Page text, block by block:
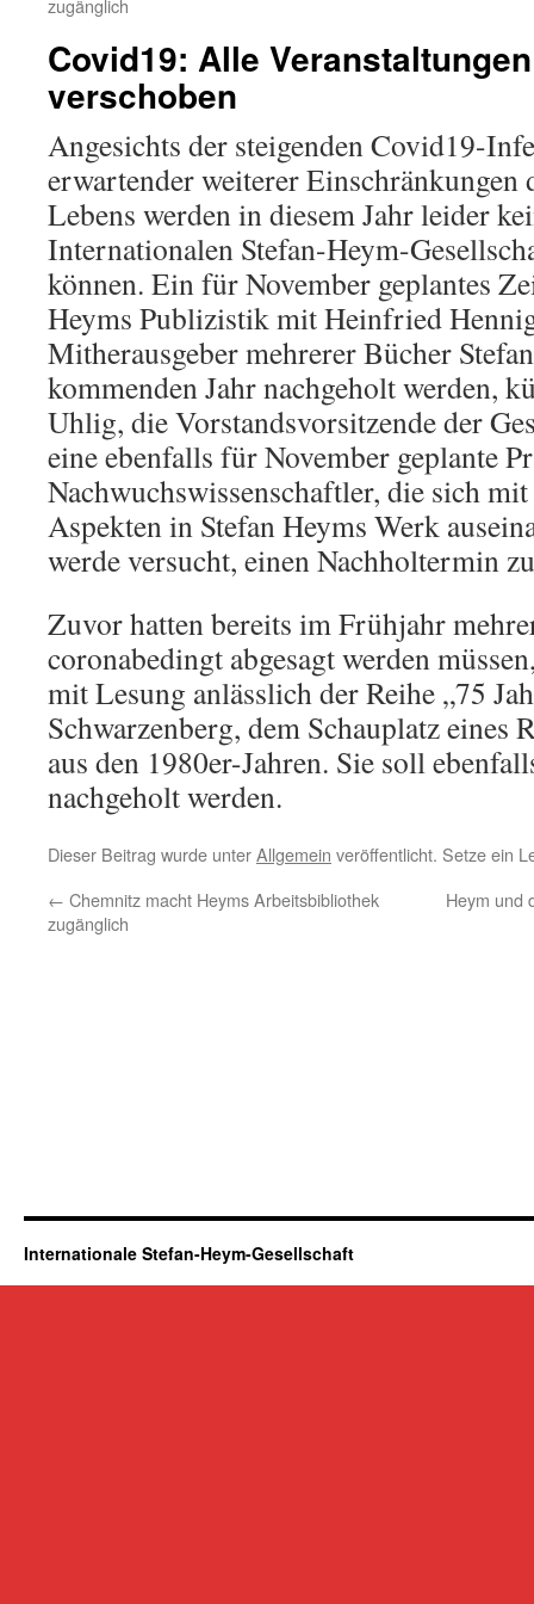
zugänglich
Covid19: Alle
verschoben
Angesichts der steigenden Covid19-
erwartender weiterer Einschränkungen
Lebens werden in diesem Jahr leider
Internationalen Stefan-Heym-
können. Ein für November geplantes
Heyms Publizistik mit Heinfried
Mitherausgeber mehrerer Bücher
kommenden Jahr nachgeholt werden,
Uhlig, die Vorstandsvorsitzende der
eine ebenfalls für November geplante
Nachwuchswissenschaftler, die sich
Aspekten in Stefan Heyms Werk
werde versucht, einen Nachholtermin
Zuvor hatten bereits im Frühjahr
coronabedingt abgesagt werden
mit Lesung anlässlich der Reihe „75
Schwarzenberg, dem Schauplatz eines
aus den 1980er-Jahren. Sie soll
nachgeholt werden.
Dieser Beitrag wurde unterAllgemein veröffentlicht. Setze ein
← Chemnitz macht Heyms Arbeitsbibliothek
zugänglich
Heym und
Internationale Stefan-Heym-Gesellschaft